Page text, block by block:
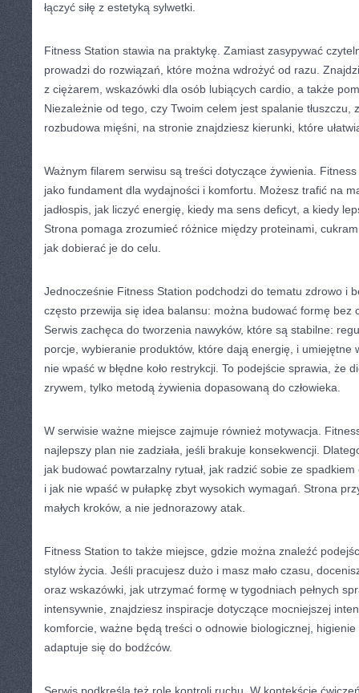
łączyć siłę z estetyką sylwetki.
Fitness Station stawia na praktykę. Zamiast zasypywać
prowadzi do rozwiązań, które można wdrożyć od razu.
z ciężarem, wskazówki dla osób lubiących cardio, a także
Niezależnie od tego, czy Twoim celem jest spalanie tłuszczu,
rozbudowa mięśni, na stronie znajdziesz kierunki, które
Ważnym filarem serwisu są treści dotyczące żywienia.
jako fundament dla wydajności i komfortu. Możesz trafić na
jadłospis, jak liczyć energię, kiedy ma sens deficyt, a kiedy
Strona pomaga zrozumieć różnice między proteinami,
jak dobierać je do celu.
Jednocześnie Fitness Station podchodzi do tematu zdrowo i
często przewija się idea balansu: można budować formę bez
Serwis zachęca do tworzenia nawyków, które są stabilne:
porcje, wybieranie produktów, które dają energię, i umiejętne
nie wpaść w błędne koło restrykcji. To podejście sprawia, że
zrywem, tylko metodą żywienia dopasowaną do człowieka.
W serwisie ważne miejsce zajmuje również motywacja.
najlepszy plan nie zadziała, jeśli brakuje konsekwencji.
jak budować powtarzalny rytuał, jak radzić sobie ze
i jak nie wpaść w pułapkę zbyt wysokich wymagań. Strona
małych kroków, a nie jednorazowy atak.
Fitness Station to także miejsce, gdzie można znaleźć
stylów życia. Jeśli pracujesz dużo i masz mało czasu,
oraz wskazówki, jak utrzymać formę w tygodniach pełnych
intensywnie, znajdziesz inspiracje dotyczące mocniejszej
komforcie, ważne będą treści o odnowie biologicznej, higienie
adaptuje się do bodźców.